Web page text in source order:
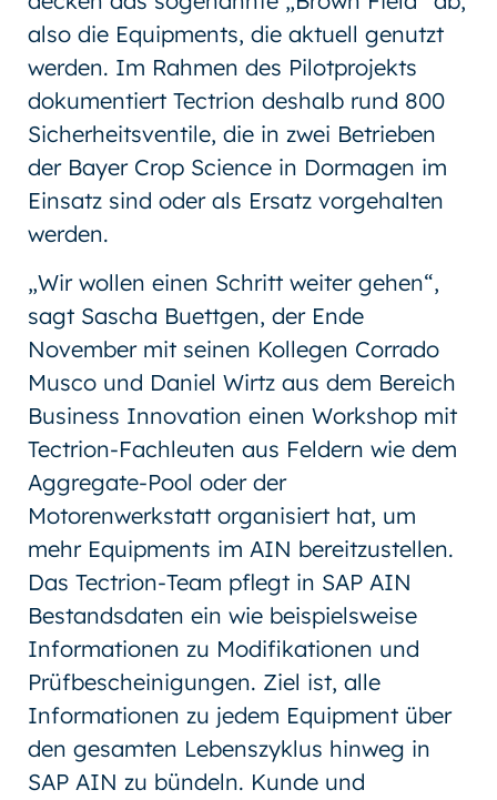
also die Equipments, die aktuell genutzt
werden. Im Rahmen des Pilotprojekts
dokumentiert Tectrion deshalb rund 800
Sicherheitsventile, die in zwei Betrieben
der Bayer Crop Science in Dormagen im
Einsatz sind oder als Ersatz vorgehalten
werden.
„Wir wollen einen Schritt weiter gehen“,
sagt Sascha Buettgen, der Ende
November mit seinen Kollegen Corrado
Musco und Daniel Wirtz aus dem Bereich
Business Innovation einen Workshop mit
Tectrion-Fachleuten aus Feldern wie dem
Aggregate-Pool oder der
Motorenwerkstatt organisiert hat, um
mehr Equipments im AIN bereitzustellen.
Das Tectrion-Team pflegt in SAP AIN
Bestandsdaten ein wie beispielsweise
Informationen zu Modifikationen und
Prüfbescheinigungen. Ziel ist, alle
Informationen zu jedem Equipment über
den gesamten Lebenszyklus hinweg in
SAP AIN zu bündeln. Kunde und